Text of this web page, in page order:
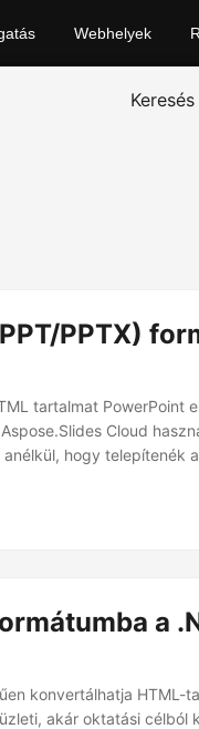
Webhelyek
Keresés
PPTX)
tartalmat PowerPoint
Cloud
hogy telepítenék
a
konvertálhatja HTML-
akár oktatási célból